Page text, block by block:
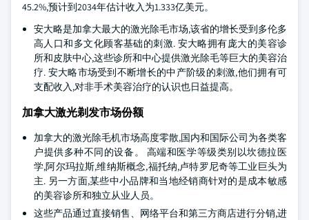
45.2%,预计到2034年估计收入为1.333亿美元。
安大略是加拿大最大的激光除毛市场,该省的增长受到多伦多
高人口和多文化顾客基础的刺激. 安大略拥有庞大的美容诊
所和皮肤中心,这些诊所和中心提供激光除毛等巨大的美容治
疗. 安大略市场受到不断增长的中产阶级的刺激,他们拥有可
支配收入,对非手术美容治疗的认识也日益提高。
加拿大激光剃发市场份额
加拿大的激光除毛机市场高度零散,国内和国际公司为各类客
户提供多种不同的设备。 高端和医学等级类别以坎德拉医
学,阿尔玛拉斯,维纳斯概念,福托纳,卢特罗尼奇等工业巨头为
主. 另一方面,某些中小品牌和当地经销商针对的是成本敏感
的美容诊所和独立从业人员。
这些产品通过直接销售、网络平台和第三方商店进行分销,进